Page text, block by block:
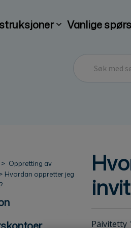
Vanlige
Oppretting av
Hvordan oppretter jeg
Päivitetty